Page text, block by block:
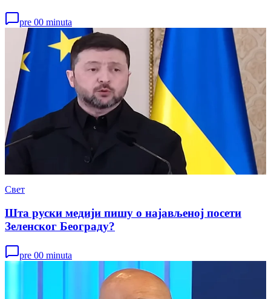
pre 00 minuta
Свет
Шта руски медији пишу о најављеној посети
Зеленског Београду?
pre 00 minuta